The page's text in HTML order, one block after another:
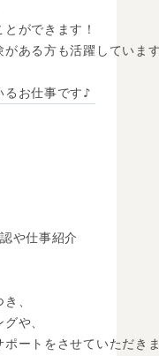
ができます！
がある方も活躍していま
るお仕事です♪
や仕事紹介
、
や、
ートをさせていただき